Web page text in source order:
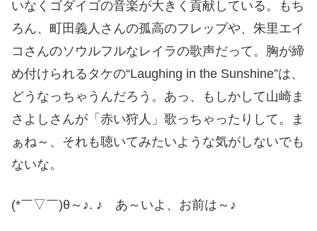
いなくゴダイゴの音楽が大きく貢献している。もち
ろん、町田義人さんの孤高のフレップや、朱里エイ
コさんのソウルフルなレイラの歌声だって。胸が締
め付けられるタケの“Laughing in the Sunshine”は、
どうなっちゃうんだろう。あっ、もしかして山崎ま
さよしさんが「赤い狩人」歌っちゃったりして。ま
ぁね～、それも聴いてみたいような気がしないでも
ないな。
(*￣▽￣)θ～♪. ♪ あ～いよ、お前は～♪